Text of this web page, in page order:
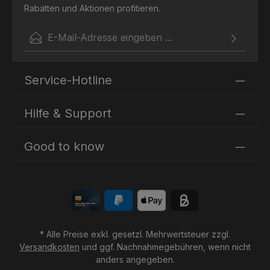
Rabatten und Aktionen profitieren.
E-Mail-Adresse*
einverstanden.
Pflichtfelder.
Service-Hotline
Hilfe & Support
Good to know
* Alle Preise exkl. gesetzl. Mehrwertsteuer zzgl.
Versandkosten und ggf. Nachnahmegebühren, wenn nicht
anders angegeben.